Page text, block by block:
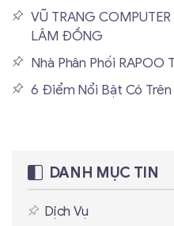
VŨ TRANG
LÂM ĐỒNG
Nhà Phân Phối RAPOO
6 Điểm Nổi Bật Có Trên
DANH MỤC TIN
Dịch Vụ